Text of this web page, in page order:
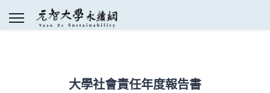
大學社會責任年度報告書